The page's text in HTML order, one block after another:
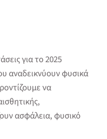
για το 2025
αναδεικνύουν φυσικά
να
ασφάλεια, φυσικό